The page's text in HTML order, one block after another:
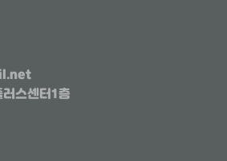
스센터1층